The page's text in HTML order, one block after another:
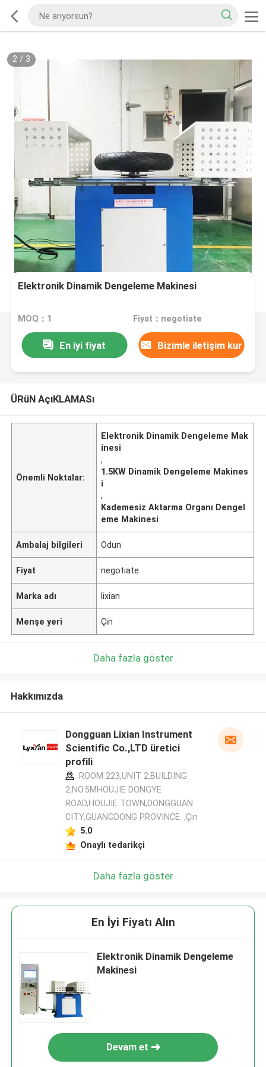
2/ 3
Elektronik Dinamik Dengeleme Makinesi
MOQ：1 Fiyat：negotiate
En iyi fiyat Bizimle iletişim kur
ÜRüN AçıKLAMASı
Önemli Noktalar:
Elektronik Dinamik Dengeleme Mak
inesi
,
1.5KW Dinamik Dengeleme Makines
i
,
Kademesiz Aktarma Organı Dengel
eme Makinesi
Ambalaj bilgileri Odun
Fiyat negotiate
Marka adı lixian
Menşe yeri Çin
Daha fazla göster
Hakkımızda
Dongguan Lixian Instrument
Scientific Co.,LTD üretici
profili
ROOM 223,UNIT 2,BUILDING
2,NO.5MHOUJIE DONGYE
ROAD,HOUJIE TOWN,DONGGUAN
CITY,GUANGDONG PROVINCE. ,Çin
5.0
Onaylı tedarikçi
Daha fazla göster
En İyi Fiyatı Alın
Elektronik Dinamik Dengeleme
Makinesi
Devam et